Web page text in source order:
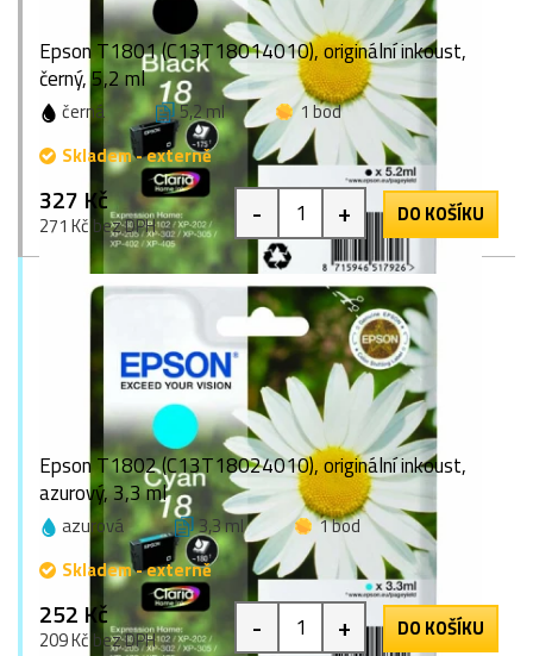
Epson T1801 (C13T18014010), originální inkoust,
černý, 5,2 ml
černá 5,2 ml
1 bod
Skladem - externě
327 Kč
271 Kč bez DPH - + DO KOŠÍKU
Epson T1802 (C13T18024010), originální inkoust,
azurový, 3,3 ml
azurová 3,3 ml
1 bod
Skladem - externě
252 Kč
209 Kč bez DPH - + DO KOŠÍKU